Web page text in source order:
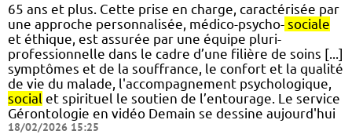
65 ans et plus. Cette prise en charge, caractérisée par
une approche personnalisée, médico-psycho- sociale
et éthique, est assurée par une équipe pluri-
professionnelle dans le cadre d’une filière de soins [...]
symptômes et de la souffrance, le confort et la qualité
de vie du malade, l'accompagnement psychologique,
social et spirituel le soutien de l’entourage. Le service
Gérontologie en vidéo Demain se dessine aujourd'hui
18/02/2026 15:25